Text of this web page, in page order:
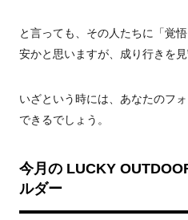
と言っても、その人たちに「覚
安かと思いますが、成り行きを見
いざという時には、あなたのフ
できるでしょう。
今月の LUCKY
ルダー